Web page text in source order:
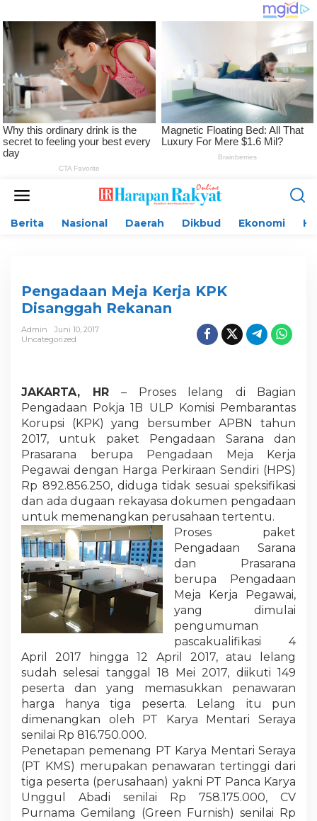
Berita Nasional Daerah Dikbud Ekonomi
Pengadaan Meja Kerja KPK
Disanggah Rekanan
Admin
Juni 10, 2017
Uncategorized
JAKARTA, HR – Proses lelang di Bagian
Pengadaan Pokja 1B ULP Komisi Pembarantas
Korupsi (KPK) yang bersumber APBN tahun
2017, untuk paket Pengadaan Sarana dan
Prasarana berupa Pengadaan Meja Kerja
Pegawai dengan Harga Perkiraan Sendiri (HPS)
Rp 892.856.250, diduga tidak sesuai speksifikasi
dan ada dugaan rekayasa dokumen pengadaan
untuk memenangkan perusahaan tertentu.
Proses paket
Pengadaan Sarana
dan Prasarana
berupa Pengadaan
Meja Kerja Pegawai,
yang dimulai
pengumuman
pascakualifikasi 4
April 2017 hingga 12 April 2017, atau lelang
sudah selesai tanggal 18 Mei 2017, diikuti 149
peserta dan yang memasukkan penawaran
harga hanya tiga peserta. Lelang itu pun
dimenangkan oleh PT Karya Mentari Seraya
senilai Rp 816.750.000.
Penetapan pemenang PT Karya Mentari Seraya
(PT KMS) merupakan penawaran tertinggi dari
tiga peserta (perusahaan) yakni PT Panca Karya
Unggul Abadi senilai Rp 758.175.000, CV
Purnama Gemilang (Green Furnish) senilai Rp